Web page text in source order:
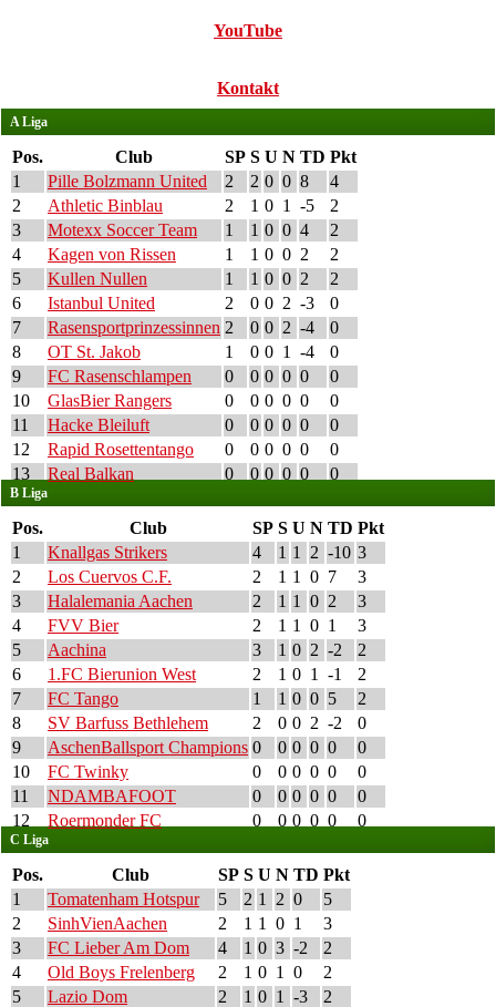
YouTube
Kontakt
A Liga
Pos. Club SP S U N TD Pkt
1
Pille Bolzmann United 2 2 0 0 8
4
2
Athletic Binblau 2 1 0 1 -5
2
3
Motexx Soccer Team 1 1 0 0 4
2
4
Kagen von Rissen 1 1 0 0 2
2
5
Kullen Nullen 1 1 0 0 2
2
6
Istanbul United 2 0 0 2 -3
0
7
Rasensportprinzessinnen 2 0 0 2 -4
0
8
OT St. Jakob 1 0 0 1 -4
0
9
FC Rasenschlampen 0 0 0 0 0
0
10
GlasBier Rangers 0 0 0 0 0
0
11
Hacke Bleiluft 0 0 0 0 0
0
12
Rapid Rosettentango 0 0 0 0 0
0
13
Real Balkan 0 0 0 0 0 0
B Liga
Pos. Club SP S U N TD Pkt
1
Knallgas Strikers 4 1 1 2 -10 3
2
Los Cuervos C.F. 2 1 1 0 7
3
3
Halalemania Aachen 2 1 1 0 2
3
4
FVV Bier 2 1 1 0 1
3
5
Aachina 3 1 0 2 -2
2
6
1.FC Bierunion West 2 1 0 1 -1
2
7
FC Tango 1 1 0 0 5
2
8
SV Barfuss Bethlehem 2 0 0 2 -2
0
9
AschenBallsport Champions 0 0 0 0 0
0
10
FC Twinky 0 0 0 0 0
0
11
NDAMBAFOOT 0 0 0 0 0
0
12
Roermonder FC 0 0 0 0 0 0
C Liga
Pos. Club SP S U N TD Pkt
1
Tomatenham Hotspur 5 2 1 2 0
5
2
SinhVienAachen 2 1 1 0 1
3
3
FC Lieber Am Dom 4 1 0 3 -2
2
4
Old Boys Frelenberg 2 1 0 1 0
2
5
Lazio Dom 2 1 0 1 -3
2